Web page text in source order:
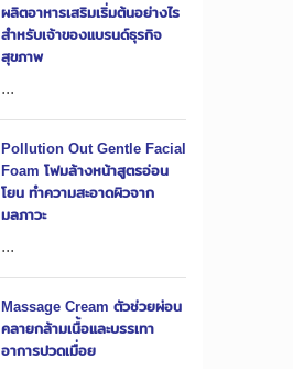
ผลิตอาหารเสริมเริ่มต้นอย่างไร
สำหรับเจ้าของแบรนด์ธุรกิจ
สุขภาพ
...
Pollution Out Gentle Facial
Foam โฟมล้างหน้าสูตรอ่อน
โยน ทำความสะอาดผิวจาก
มลภาวะ
...
Massage Cream ตัวช่วยผ่อน
คลายกล้ามเนื้อและบรรเทา
อาการปวดเมื่อย